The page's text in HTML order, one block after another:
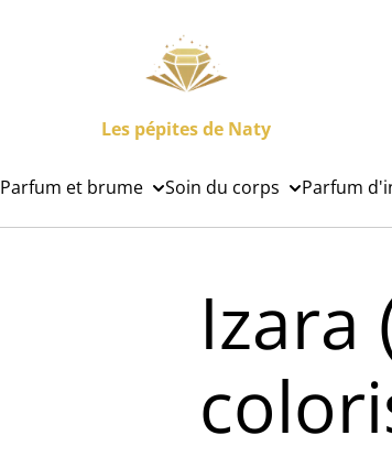
Les pépites de Naty
Parfum et brume Soin du corps Parfum
Izara